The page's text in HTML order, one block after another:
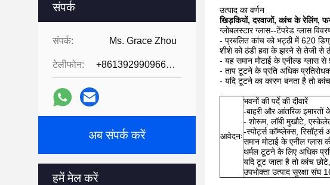
संपर्क
संपर्क: Ms. Grace Zhou
टेलीफोन: +8613929909663--13690711186
अब संपर्क करें
हमें मेल करें
उत्पाद का वर्णन
खिड़कियों, दरवाजों, कांच के रेलिंग,
ग्लोबलस्टार ग्लास--टेंपरेड ग्लास
- प्रबलित कांच को भट्ठी में 620
शीशे को ठंडी हवा के झरने से तेजी से
- यह समान मोटाई के एनील्ड ग्लास
- ताप टूटने के प्रति अधिक
- यदि टूटने का कारण बनता है तो
आवेदनः
भवनों की पर्दे की दीवारें
-बाहरी और आंतरिक इमारतों
- शोरूम, लॉबी मुखौटे,
-स्पोर्ट्स कॉम्प्लेक्स,
समान मोटाई के एनील ग्लास
थर्मल टूटने के लिए अधिक
यदि टूट जाता है तो कांच
उपभोक्ता उत्पाद सुरक्षा